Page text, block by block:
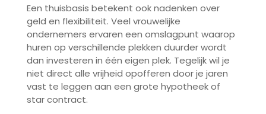
Een thuisbasis betekent ook nadenken over
geld en flexibiliteit. Veel vrouwelijke
ondernemers ervaren een omslagpunt waarop
huren op verschillende plekken duurder wordt
dan investeren in één eigen plek. Tegelijk wil je
niet direct alle vrijheid opofferen door je jaren
vast te leggen aan een grote hypotheek of
star contract.